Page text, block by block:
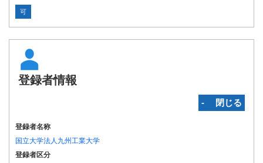
可
登録者情報
‐ 閉じる
登録者名称
国立大学法人九州工業大学
登録者区分